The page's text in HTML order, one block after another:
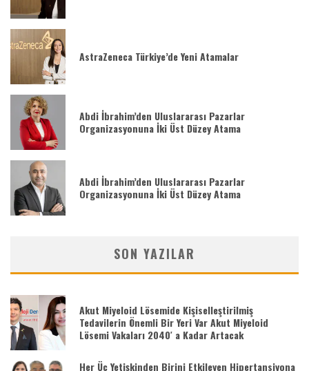
AstraZeneca Türkiye’de Yeni Atamalar
Abdi İbrahim’den Uluslararası Pazarlar
Organizasyonuna İki Üst Düzey Atama
Abdi İbrahim’den Uluslararası Pazarlar
Organizasyonuna İki Üst Düzey Atama
SON YAZILAR
Akut Miyeloid Lösemide Kişiselleştirilmiş
Tedavilerin Önemli Bir Yeri Var Akut Miyeloid
Lösemi Vakaları 2040′ a Kadar Artacak
Her Üç Yetişkinden Birini Etkileyen Hipertansiyona